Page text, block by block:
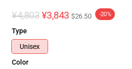
¥4,803 ¥3,843 $26.50 -20%
Type
Unisex
Color